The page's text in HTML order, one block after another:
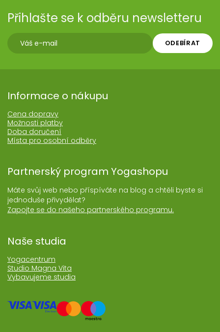
Přihlašte se k odběru newsletteru
ODEBÍRAT
Informace o nákupu
Cena dopravy
Možnosti platby
Doba doručení
Místa pro osobní odběry
Partnerský program Yogashopu
Máte svůj web nebo příspíváte na blog a chtěli byste si
jednoduše přivydělat?
Zapojte se do našeho partnerského programu.
Naše studia
Yogacentrum
Studio Magna Vita
Vybavujeme studia